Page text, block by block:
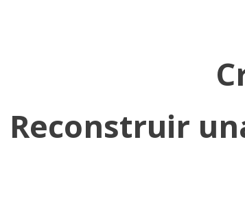
Reconstruir